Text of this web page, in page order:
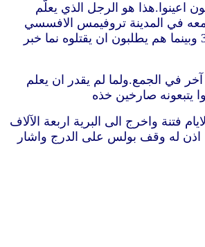
عليه الايادي 28 صارخين يا ايها الرجال الاسرائيليون اعينوا.هذا هو الرجل الذي يعلّم
يونانيين ايضا الى الهيكل ودنس هذا الموضع المقدس. 29 لانهم كانوا قد رأوا معه في المدينة تروفيمس الافسسي
فكانوا يظنون ان بولس ادخله الى الهيكل. 30 فهاجت المدينة كلها وتراكض الشعب وامسكوا بولس وجروه خارج الهيكل وللوقت اغلقت الابواب. 31 وبينما هم يطلبون ان يقتلوه نما خبر
البعض يصرخون بشيء والبعض بشيء آخر في الجمع.ولما لم يقدر ان يعلم
38 أفلست انت المصري الذي صنع قبل هذه الايام فتنة واخرج الى البرية اربعة الآلاف
فقال بولس انا رجل يهودي طرسوسي من اهل مدينة غير دنية من كيليكية.والتمس منك ان تأذن لي ان اكلم الشعب. 40 فلما اذن له وقف بولس على الدرج واشار